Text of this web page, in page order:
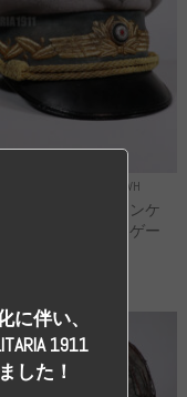
Repro Uniforms WH
ミヒャエル・ヤンケ
元帥 ヘルマン・ゲー
伴い、
1911
した！